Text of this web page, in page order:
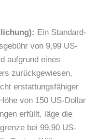
Ein Standard-
von 9,99 US-
aufgrund eines
zurückgewiesen,
erstattungsfähiger
von 150 US-Dollar
erfüllt, läge die
bei 99,90 US-